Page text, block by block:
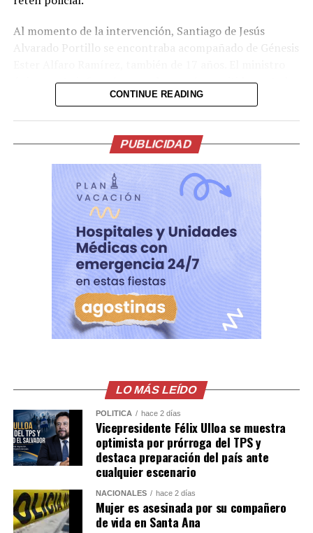
Al momento de la intervención, Santiago de Jesús
Alvarado Portillo se encontraba acompañado de Génesis
únicamente informó que ambos serán remitidos ante las
autoridades correspondientes para ser procesados.
capacidad para detectar e interrumpir a tiempo el
surgimiento de organizaciones emergentes que intenten
operar bajo nuevas denominaciones. Asimismo, aseguró
que no permitirán que se repliquen las prácticas
criminales del pasado y que cualquier célula que
pretenda operar bajo esos parámetros será
desmantelada y sus integrantes llevados ante la justicia.
Comparte esto:
Facebook X
CONTINUE READING
PUBLICIDAD
LO MÁS LEÍDO
POLÍTICA hace 2 días
Vicepresidente Félix Ulloa se muestra
optimista por prórroga del TPS y
destaca preparación del país ante
cualquier escenario
NACIONALES hace 2 días
Mujer es asesinada por su compañero
de vida en Santa Ana